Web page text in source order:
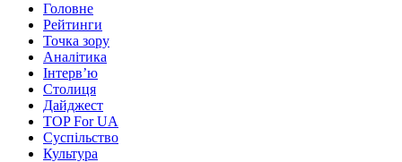
Головне
Рейтинги
Точка зору
Аналітика
Інтерв’ю
Столиця
Дайджест
TOP For UA
Суспiльство
Культура